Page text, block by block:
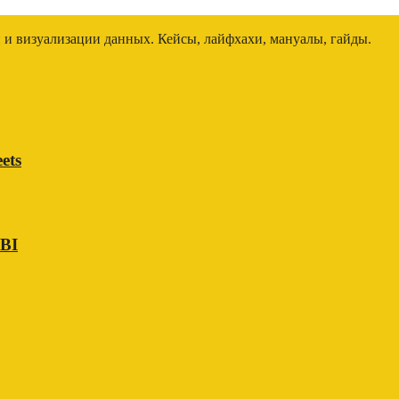
визуализации данных. Кейсы, лайфхахи, мануалы, гайды.